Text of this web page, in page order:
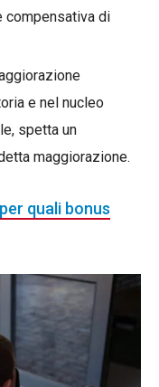
compensativa di
e nel nucleo
spetta un
maggiorazione.
quali bonus